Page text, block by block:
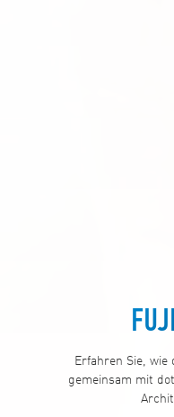
Erfahren Sie, wie
gemeinsam mit